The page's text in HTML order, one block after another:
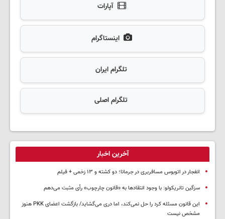
آپارات
اینستاگرام
تلگرام ایران
تلگرام اصلی
آخرین اخبار
انفجار در اتوبوس مسافربری در جرمانا؛ دو کشته و ۱۳ زخمی + فیلم
سزگین تانریکولو: با وجود انتقادها به «قانون چارچوب» رأی مثبت می‌دهم
این قانون مسئله کرد را حل نمی‌کند، اما دری می‌گشاید/ بازگشت اعضای PKK هنوز
مشخص نیست